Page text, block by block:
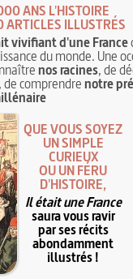
ANS L'HISTOIRE
ILLUSTRÉS
vivifiant d'une France
du monde. Une
nos racines, de
, de comprendrenotre
QUE VOUS SOYEZ
UN SIMPLE
CURIEUX
OU UN FÉRU
D'HISTOIRE,
Il était une France
saura vous ravir
par ses récits
abondamment
illustrés !